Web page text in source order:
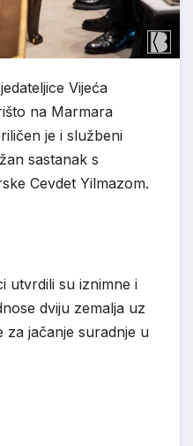
Vijeća
na Marmara
je i službeni
sastanak s
Cevdet Yilmazom.
utvrdili su iznimne i
dviju zemalja uz
jačanje suradnje u